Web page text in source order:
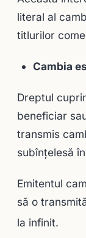
literal al
titlurilor
Cambia
Dreptul
beneficiar
transmis
subînţelesă
Emitentul
să o
la infinit.